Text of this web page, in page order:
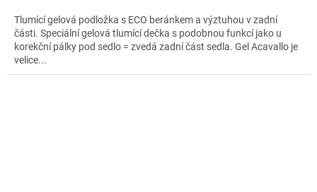
Tlumící gelová podložka s ECO beránkem a výztuhou v zadní
části. Speciální gelová tlumící dečka s podobnou funkcí jako u
korekční pálky pod sedlo = zvedá zadní část sedla. Gel Acavallo je
velice...